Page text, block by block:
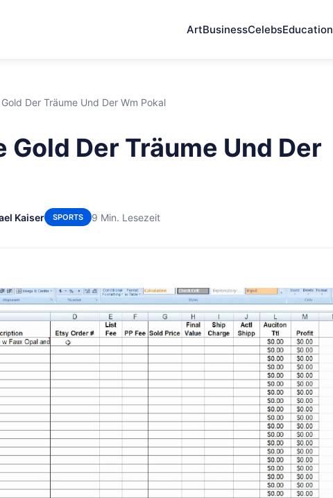
ArtBusinessCelebsEducation
Der Träume Und Der Wm Pokal
Gold Der Träume Und Der
Kaiser SPORTS 9 Min. Lesezeit